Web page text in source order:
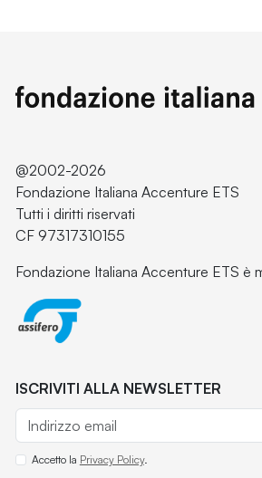
@2002-2026
Fondazione Italiana Accenture ETS
Tutti i diritti riservati
CF 97317310155
Fondazione Italiana Accenture ETS è
ISCRIVITI ALLA NEWSLETTER
Accetto la Privacy Policy.